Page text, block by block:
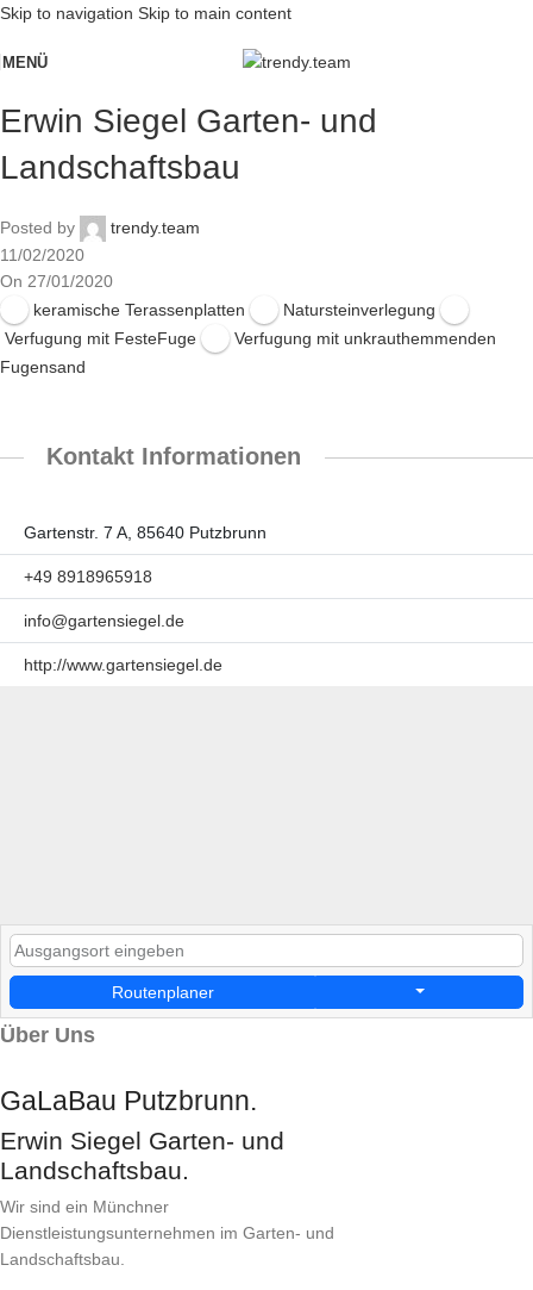
Skip to navigation Skip to main content
MENÜ
Erwin Siegel Garten- und
Landschaftsbau
Posted by
trendy.team
11/02/2020
On 27/01/2020
keramische Terassenplatten
Natursteinverlegung
Verfugung mit FesteFuge
Verfugung mit unkrauthemmenden
Fugensand
Kontakt Informationen
Gartenstr. 7 A, 85640 Putzbrunn
+49 8918965918
info@gartensiegel.de
http://www.gartensiegel.de
Routenplaner
Über Uns
GaLaBau Putzbrunn.
Erwin Siegel Garten- und
Landschaftsbau.
Wir sind ein Münchner
Dienstleistungsunternehmen im Garten- und
Landschaftsbau.